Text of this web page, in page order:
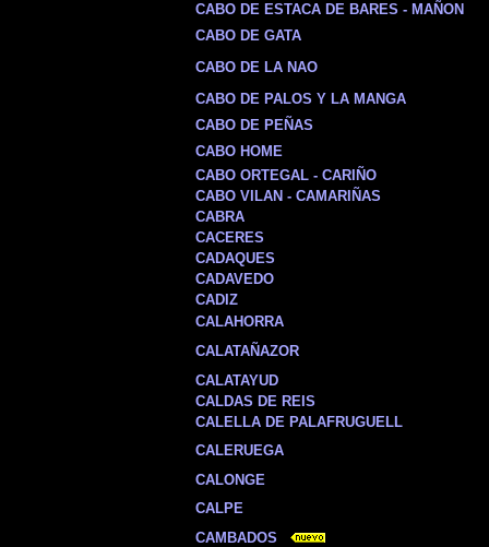
CABO DE ESTACA DE BARES - MAÑON
CABO DE GATA
CABO DE LA NAO
CABO DE PALOS Y LA MANGA
CABO DE PEÑAS
CABO HOME
CABO ORTEGAL - CARIÑO
CABO VILAN - CAMARIÑAS
CABRA
CACERES
CADAQUES
CADAVEDO
CADIZ
CALAHORRA
CALATAÑAZOR
CALATAYUD
CALDAS DE REIS
CALELLA DE PALAFRUGUELL
CALERUEGA
CALONGE
CALPE
CAMBADOS